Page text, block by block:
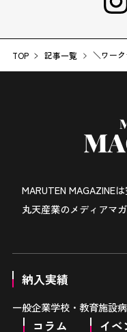
TOP 記事一覧
＼ワー
MARUTEN MAGAZINEは
丸天産業のメディアマ
納入実績
一般企業学校・教育施設
コラム イベ